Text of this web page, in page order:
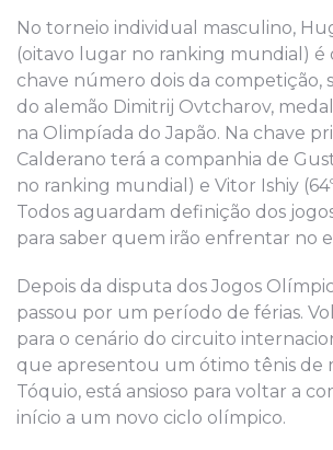
No torneio individual masculino,
(oitavo lugar no ranking mundial) é
chave número dois da competição,
do alemão Dimitrij Ovtcharov,
na Olimpíada do Japão. Na chave
Calderano terá a companhia de
no ranking mundial) e Vitor Ishiy
Todos aguardam definição dos
para saber quem irão enfrentar no
Depois da disputa dos Jogos
passou por um período de férias.
para o cenário do circuito
que apresentou um ótimo tênis de
Tóquio, está ansioso para voltar a
início a um novo ciclo olímpico.